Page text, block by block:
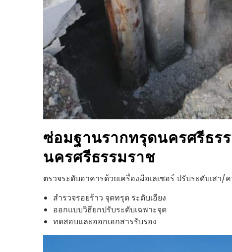
ซ่อมฐานรากทรุดนครศรีธร
นครศรีธรรมราช
ตรวจระดับอาคารด้วยเครื่องมือเลเซอร์ ปรับระดับเส
สำรวจรอยร้าว จุดทรุด ระดับเอียง
ออกแบบวิธียกปรับระดับเฉพาะจุด
ทดสอบและออกเอกสารรับรอง